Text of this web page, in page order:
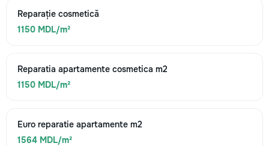
Reparație cosmetică
1150 MDL/m²
Reparatia apartamente cosmetica m2
1150 MDL/m²
Euro reparatie apartamente m2
1564 MDL/m²